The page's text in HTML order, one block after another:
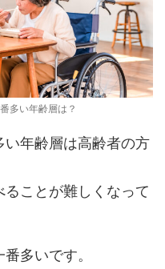
多い年齢層は？
年齢層は高齢者の方
ことが難しくなって
多いです。